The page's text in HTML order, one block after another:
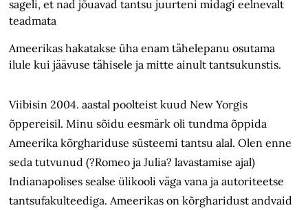
sageli, et nad jõuavad tantsu juurteni midagi eelnevalt
teadmata
Ameerikas hakatakse üha enam tähelepanu osutama
ilule kui jäävuse tähisele ja mitte ainult tantsukunstis.
Viibisin 2004. aastal poolteist kuud New Yorgis
õppereisil. Minu sõidu eesmärk oli tundma õppida
Ameerika kõrghariduse süsteemi tantsu alal. Olen enne
seda tutvunud (?Romeo ja Julia? lavastamise ajal)
Indianapolises sealse ülikooli väga vana ja autoriteetse
tantsufakulteediga. Ameerikas on kõrgharidust andvaid